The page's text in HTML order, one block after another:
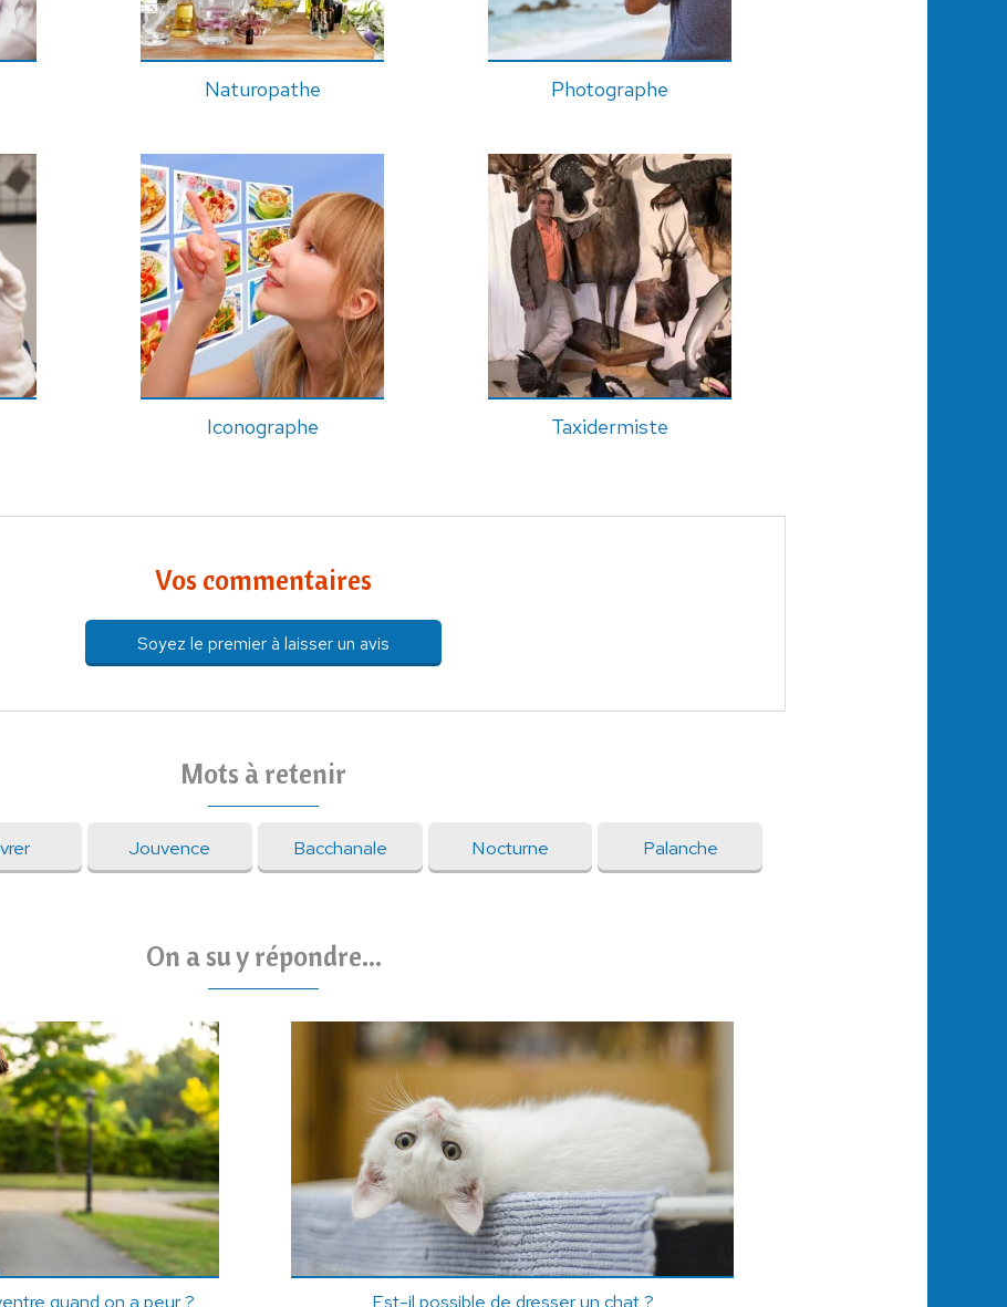
Naturopathe Photographe
Iconographe Taxidermiste
Vos commentaires
Soyez le premier à laisser un avis
Mots à retenir
Jouvence Bacchanale Nocturne Palanche
On a su y répondre...
quand on a peur ? Est-il possible de dresser un chat ?